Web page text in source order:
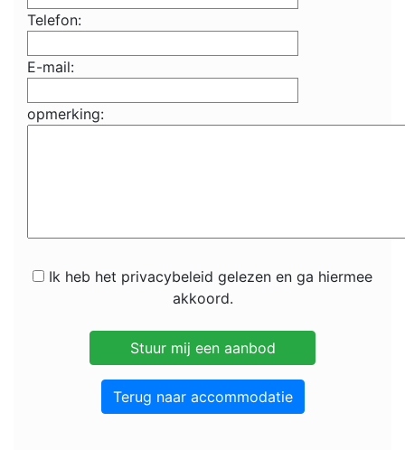
Telefon:
E-mail:
opmerking:
Ik heb het privacybeleid gelezen en ga hiermee
akkoord.
Terug naar accommodatie